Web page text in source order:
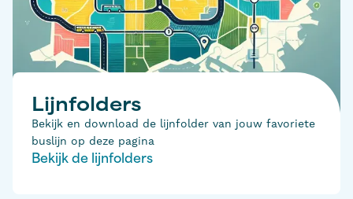
Lijnfolders
Bekijk en download de lijnfolder van jouw favoriete
buslijn op deze pagina
Bekijk de lijnfolders